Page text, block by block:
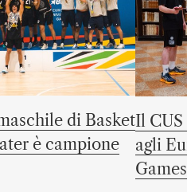
di Basket
è campione
Il
agli
Games